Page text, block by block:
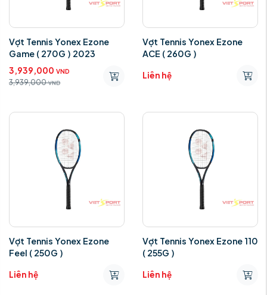
Vợt Tennis Yonex Ezone
Game ( 270G ) 2023
3,939,000 VND
3,939,000 VND
Vợt Tennis Yonex Ezone
ACE ( 260G )
Liên hệ
Vợt Tennis Yonex Ezone
Feel ( 250G )
Liên hệ
Vợt Tennis Yonex Ezone 110
( 255G )
Liên hệ